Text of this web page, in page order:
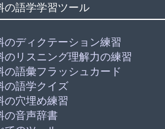
の語学学習ツール
のディクテーション練習
のリスニング理解力の練習
の語彙フラッシュカード
の語学クイズ
の穴埋め練習
の音声辞書